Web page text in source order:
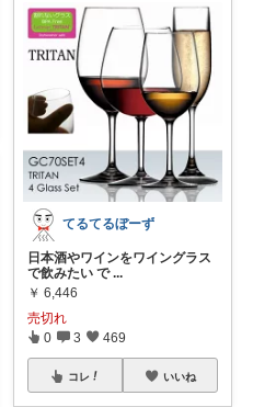
てるてるぼーず
日本酒やワインをワイングラス
で飲みたい で ...
￥ 6,446
売切れ
0 3 469
コレ いいね